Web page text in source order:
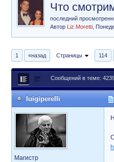
Что
последний
Автор Liz.Moretti
1 «назад Страницы 114
Сообщений в теме:
luigiperelli
Магистр